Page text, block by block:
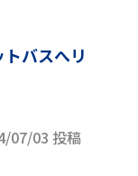
バスへリ
07/03 投稿